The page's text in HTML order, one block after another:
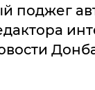
поджег